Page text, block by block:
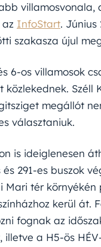
InfoStart. Június
szakasza újul
6-os villamosok
közlekednek.
megállót
választaniuk.
is ideiglenesen
291-es buszok
Mari tér
kerül át.
fognak az
illetve a H5-ös